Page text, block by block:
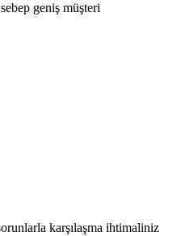
geniş müşteri
karşılaşma ihtimaliniz